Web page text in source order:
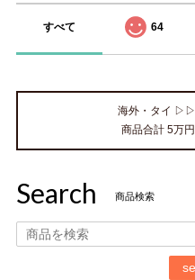
すべて 64
海外・タイ
商品合計 5万
Search 商品検索